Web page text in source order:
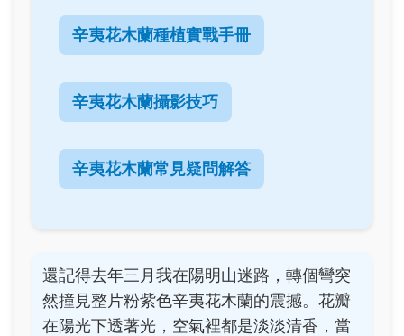
辛夷花木蘭種植實戰手冊
辛夷花木蘭攝影技巧
辛夷花木蘭常見疑問解答
還記得去年三月我在陽明山迷路，轉個彎突
然撞見整片粉紫色辛夷花木蘭的震撼。花瓣
在陽光下透著光，空氣裡都是淡淡清香，當